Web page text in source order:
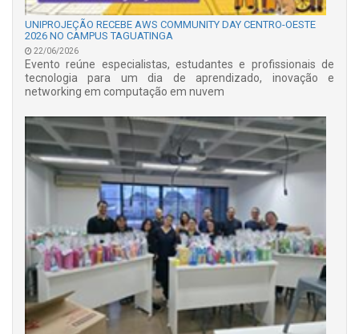
UNIPROJEÇÃO RECEBE AWS COMMUNITY DAY CENTRO-OESTE
2026 NO CAMPUS TAGUATINGA
22/06/2026
Evento reúne especialistas, estudantes e profissionais de
tecnologia para um dia de aprendizado, inovação e
networking em computação em nuvem